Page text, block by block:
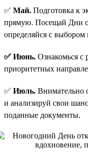
✅ Май. Подготовка к
прямую. Посещай Дни
определяйся с выбором
✅ Июнь. Ознакомься с
приоритетных
✅ Июль. Внимательно
и анализируй свои
поданные документы.